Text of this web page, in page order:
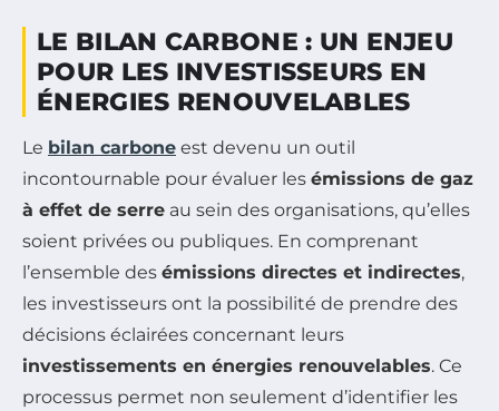
LE BILAN CARBONE : UN ENJEU
POUR LES INVESTISSEURS EN
ÉNERGIES RENOUVELABLES
Le bilan carbone est devenu un outil
incontournable pour évaluer les émissions de gaz
à effet de serre au sein des organisations, qu’elles
soient privées ou publiques. En comprenant
l’ensemble des émissions directes et indirectes,
les investisseurs ont la possibilité de prendre des
décisions éclairées concernant leurs
investissements en énergies renouvelables. Ce
processus permet non seulement d’identifier les